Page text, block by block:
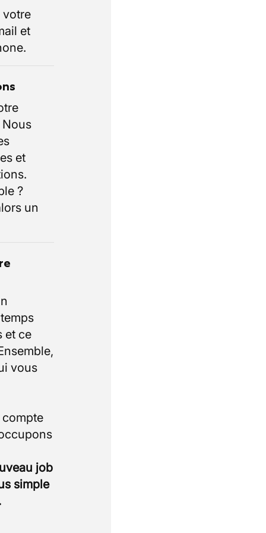
votre
et
et
?
un
et ce
vous
job
simple